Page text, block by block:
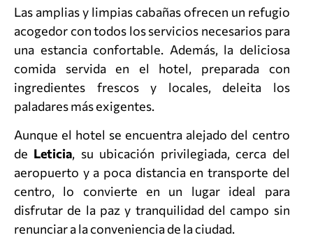
Las amplias y limpias cabañas ofrecen un refugio
acogedor con todos los servicios necesarios para
una estancia confortable. Además, la deliciosa
comida servida en el hotel, preparada con
ingredientes frescos y locales, deleita los
paladares más exigentes.
Aunque el hotel se encuentra alejado del centro
de Leticia, su ubicación privilegiada, cerca del
aeropuerto y a poca distancia en transporte del
centro, lo convierte en un lugar ideal para
disfrutar de la paz y tranquilidad del campo sin
renunciar a la conveniencia de la ciudad.